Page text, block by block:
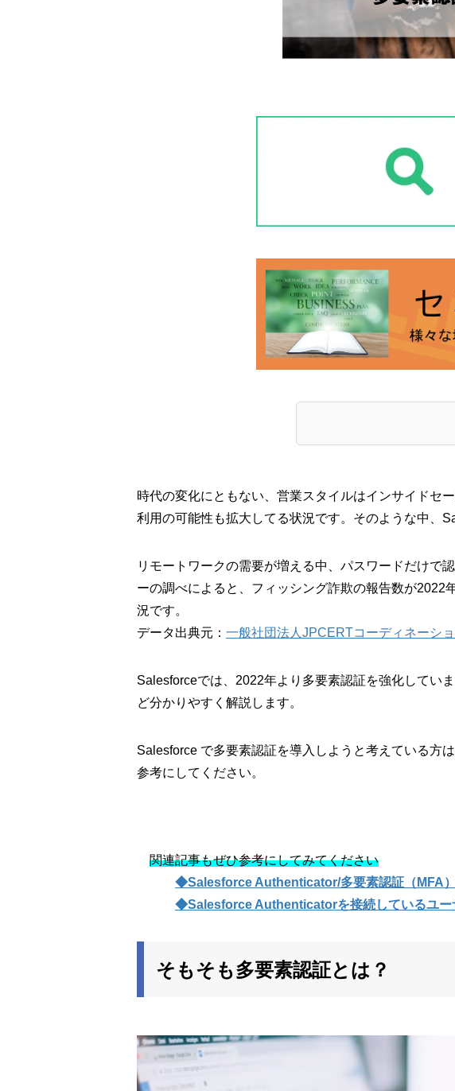
時代の変化にともない、営業スタイルはインサイドセ
利用の可能性も拡大してる状況です。そのような中、
リモートワークの需要が増える中、パスワードだけで
ーの調べによると、フィッシング詐欺の報告数が
況です。
データ出典元： 一般社団法人JPCERTコーディネーシ
Salesforceでは、2022年より多要素認証を強化してい
ど分かりやすく解説します。
Salesforce で多要素認証を導入しようと考えている方
参考にしてください。
関連記事もぜひ参考にしてみてください
◆Salesforce Authenticator/多要素認証（MFA
◆Salesforce Authenticatorを接続しているユー
そもそも多要素認証とは？